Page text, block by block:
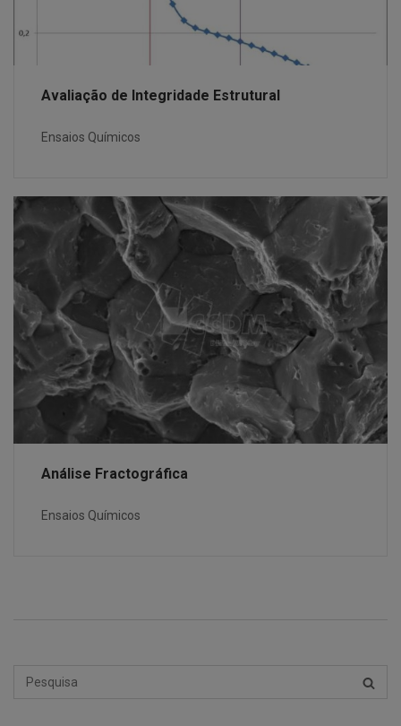
Avaliação de Integridade Estrutural
Ensaios Químicos
Análise Fractográfica
Ensaios Químicos
Pesquisar